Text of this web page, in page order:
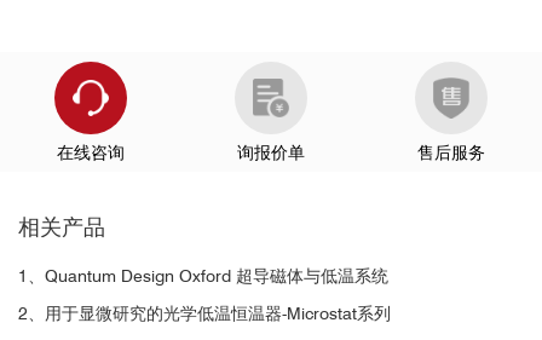
在线咨询 询报价单 售后服务
相关产品
1、Quantum Design Oxford 超导磁体与低温系统
2、用于显微研究的光学低温恒温器-Microstat系列